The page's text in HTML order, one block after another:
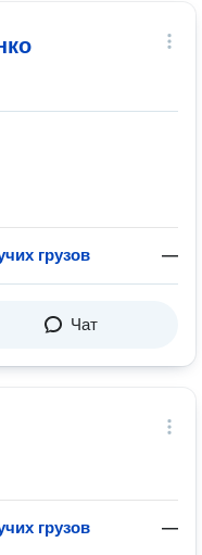
грузов —
Чат
грузов —